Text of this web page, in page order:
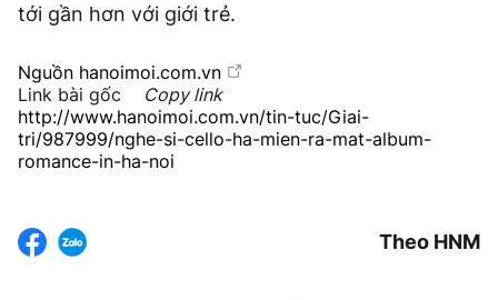
tới gần hơn với giới trẻ.
Nguồn hanoimoi.com.vn
Link bài gốc
Copy link
http://www.hanoimoi.com.vn/tin-tuc/Giai-
tri/987999/nghe-si-cello-ha-mien-ra-mat-album-
romance-in-ha-noi
Theo HNM